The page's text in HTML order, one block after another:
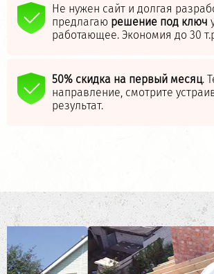
Не нужен сайт и долгая
предлагаю решение под ключ
работающее. Экономия до 30
50% скидка на первый месяц.
направление, смотрите
результат.